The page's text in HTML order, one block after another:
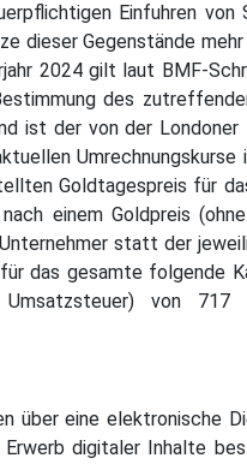
Einfuhren von
dieser Gegenstände
2024 gilt laut BMF-
des
ist der von der
Umrechnungskurse
Goldtagespreis für
einem Goldpreis
statt der
das gesamte folgende
von 717
über eine elektronische
digitaler Inhalte